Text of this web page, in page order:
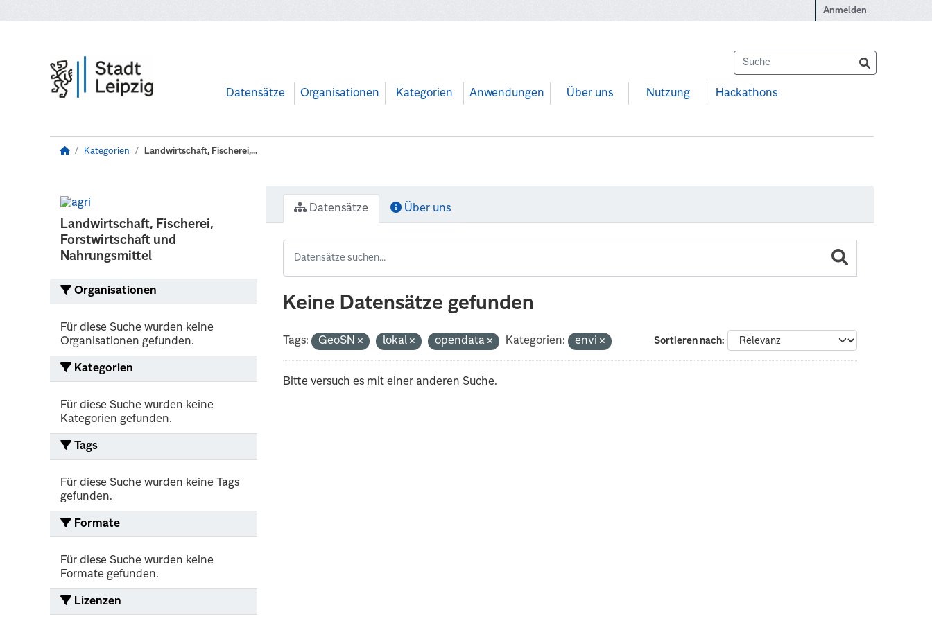
Anmelden
Datensätze Organisationen Kategorien Anwendungen Über uns Nutzung Hackathons
Kategorien Landwirtschaft, Fischerei,...
Landwirtschaft, Fischerei,
Forstwirtschaft und
Nahrungsmittel
Organisationen
Für diese Suche wurden keine
Organisationen gefunden.
Kategorien
Für diese Suche wurden keine
Kategorien gefunden.
Tags
Für diese Suche wurden keine Tags
gefunden.
Formate
Für diese Suche wurden keine
Formate gefunden.
Lizenzen
Datensätze Über uns
Keine Datensätze gefunden
Sortieren nach
Tags: GeoSN lokal opendata Kategorien: envi
Bitte versuch es mit einer anderen Suche.